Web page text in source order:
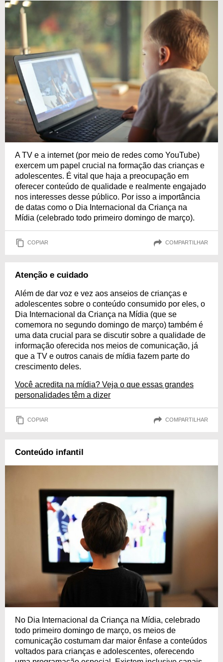
A TV e a internet (por meio de redes como YouTube)
exercem um papel crucial na formação das crianças e
adolescentes. É vital que haja a preocupação em
oferecer conteúdo de qualidade e realmente engajado
nos interesses desse público. Por isso a importância
de datas como o Dia Internacional da Criança na
Mídia (celebrado todo primeiro domingo de março).
COPIAR COMPARTILHAR
Atenção e cuidado
Além de dar voz e vez aos anseios de crianças e
adolescentes sobre o conteúdo consumido por eles, o
Dia Internacional da Criança na Mídia (que se
comemora no segundo domingo de março) também é
uma data crucial para se discutir sobre a qualidade de
informação oferecida nos meios de comunicação, já
que a TV e outros canais de mídia fazem parte do
crescimento deles.
Você acredita na mídia? Veja o que essas grandes
personalidades têm a dizer
COPIAR COMPARTILHAR
Conteúdo infantil
No Dia Internacional da Criança na Mídia, celebrado
todo primeiro domingo de março, os meios de
comunicação costumam dar maior ênfase a conteúdos
voltados para crianças e adolescentes, oferecendo